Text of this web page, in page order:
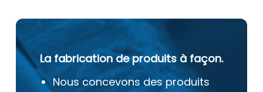
La fabrication de produits à façon.
Nous concevons des produits